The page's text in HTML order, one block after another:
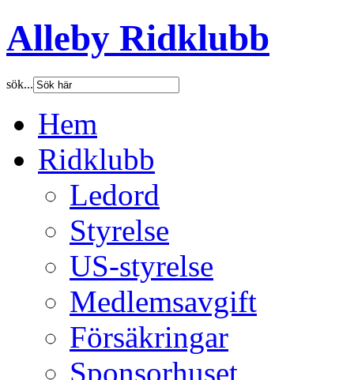
Alleby Ridklubb
sök...
Hem
Ridklubb
Ledord
Styrelse
US-styrelse
Medlemsavgift
Försäkringar
Sponsorhuset